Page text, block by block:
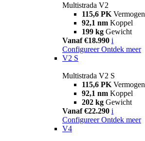
Multistrada V2
115,6 PK Vermogen
92,1 nm Koppel
199 kg Gewicht
Vanaf €18.990 i
Configureer Ontdek meer
V2 S
Multistrada V2 S
115,6 PK Vermogen
92,1 nm Koppel
202 kg Gewicht
Vanaf €22.290 i
Configureer Ontdek meer
V4